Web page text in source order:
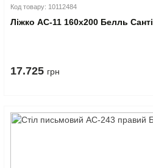
Код товару: 10112484
Ліжко АС-11 160x200 Белль Санті
17.725 грн